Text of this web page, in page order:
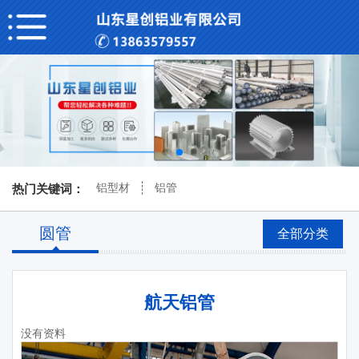
热门关键词： 铝型材 铝管
圆管 全部分类
航天铝管
没有资料